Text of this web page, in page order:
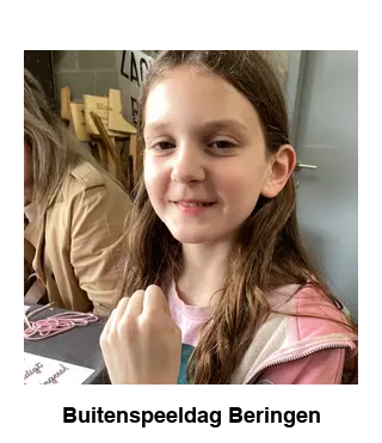
Buitenspeeldag Beringen